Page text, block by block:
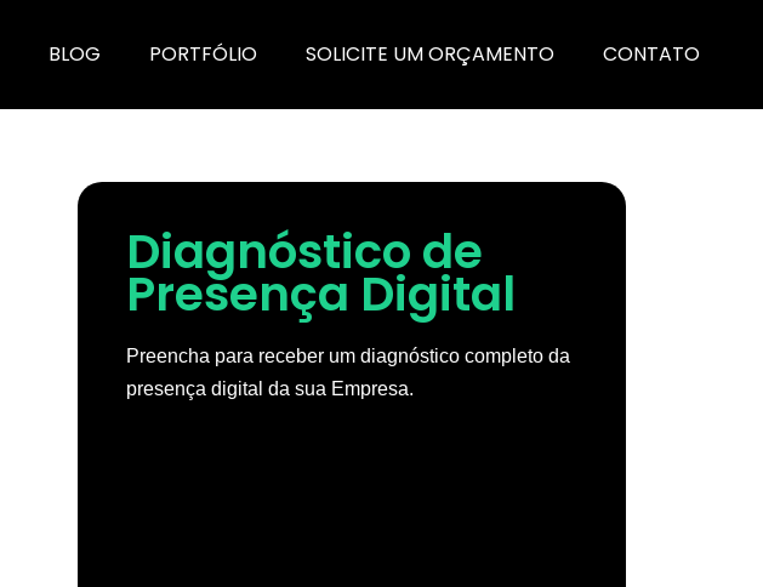
BLOG PORTFÓLIO SOLICITE UM ORÇAMENTO CONTATO
Diagnóstico de
Presença Digital
Preencha para receber um diagnóstico completo da
presença digital da sua Empresa.